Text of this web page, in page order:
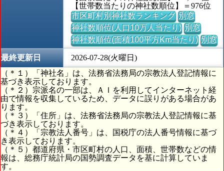
【世帯数当たりの神社数順位】＝976位
市区町村別神社数ランキング 別窓
神社数順位(人口10万人当たり) 別窓
神社数順位(面積100平方Km当たり) 別窓
最終更新日
2026-07-28(火曜日)
（＊１）「神社名」は、法務省法務局の宗教法人登記情報に
基づき表示しております。
（＊２）宗派名の一部は、ＡＩを利用してインターネット経
由で情報を収集しているため、データに誤りがある場合があ
ります。
（＊３）「住所」は、法務省法務局の宗教法人登記情報に基
づき表示しております。
（＊４）「宗教法人番号」は、国税庁の法人番号情報に基づ
き表示しております。
（＊５）都道府県・市区町村の人口、面積、世帯数などの情
報は、総務庁統計局の国勢調査データを基に計算していま
す。